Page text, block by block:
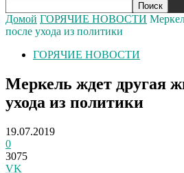
Домой ГОРЯЧИЕ НОВОСТИ
после ухода из политики
ГОРЯЧИЕ НОВОСТИ
Меркель ждет другая
ухода из политики
19.07.2019
0
3075
VK